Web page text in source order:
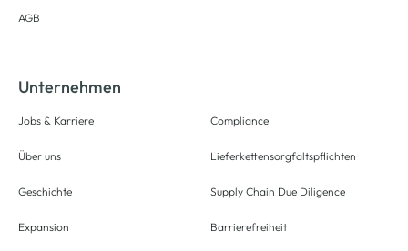
AGB
Unternehmen
Jobs & Karriere
Über uns
Geschichte
Expansion
Compliance
Lieferkettensorgfaltspflichten
Supply Chain Due Diligence
Barrierefreiheit